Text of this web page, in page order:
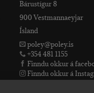
Bárustígur 8
900 Vestmannaeyjar
Ísland
poley@poley.is
+354 481 1155
Finndu okkur á
Finndu okkur á